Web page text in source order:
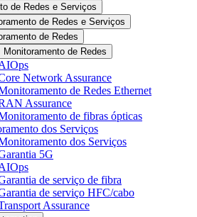
de Redes e Serviços
de Redes e Serviços
de Redes
Monitoramento de Redes
Network Assurance
de Redes Ethernet
Assurance
de fibras ópticas
dos Serviços
dos Serviços
5G
de serviço de fibra
de serviço HFC/cabo
Assurance